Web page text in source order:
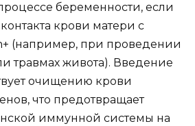
беременности, если
крови матери с
(например, при проведении
травмах живота). Введение
очищению крови
что предотвращает
иммунной системы на